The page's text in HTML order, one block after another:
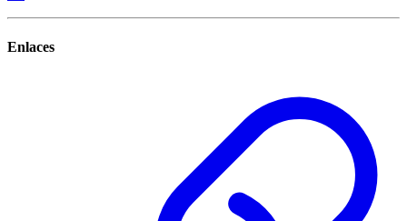
Enlaces